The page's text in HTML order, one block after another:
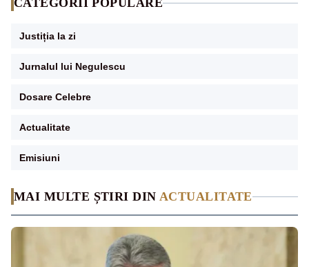
MAI MULTE ȘTIRI DIN ACTUALITATE
CATEGORII POPULARE
Justiția la zi
Jurnalul lui Negulescu
Dosare Celebre
Actualitate
Emisiuni